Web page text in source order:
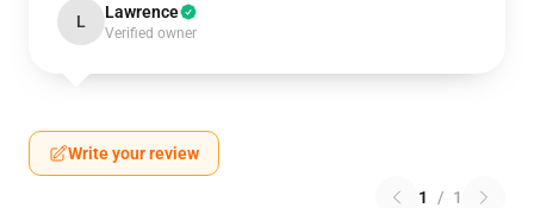
L Lawrence
Verified owner
Write your review
1 / 1